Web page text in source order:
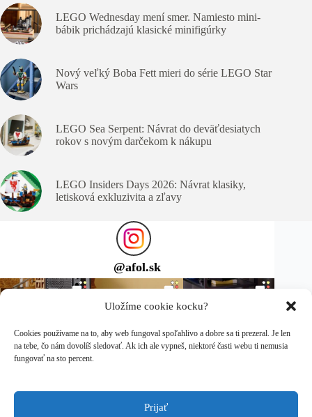
Uložíme cookie kocku?
Cookies používame na to, aby web fungoval spoľahlivo a dobre sa ti prezeral. Je len
na tebe, čo nám dovolíš sledovať. Ak ich ale vypneš, niektoré časti webu ti nemusia
fungovať na sto percent.
Prijať
LEGO Wednesday mení smer. Namiesto mini-
bábik prichádzajú klasické minifigúrky
Nový veľký Boba Fett mieri do série LEGO Star
Wars
LEGO Sea Serpent: Návrat do deväťdesiatych
rokov s novým darčekom k nákupu
LEGO Insiders Days 2026: Návrat klasiky,
letisková exkluzivita a zľavy
@afol.sk
Sleduj ma na Instagrame